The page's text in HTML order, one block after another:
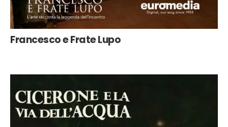
Francesco e Frate Lupo